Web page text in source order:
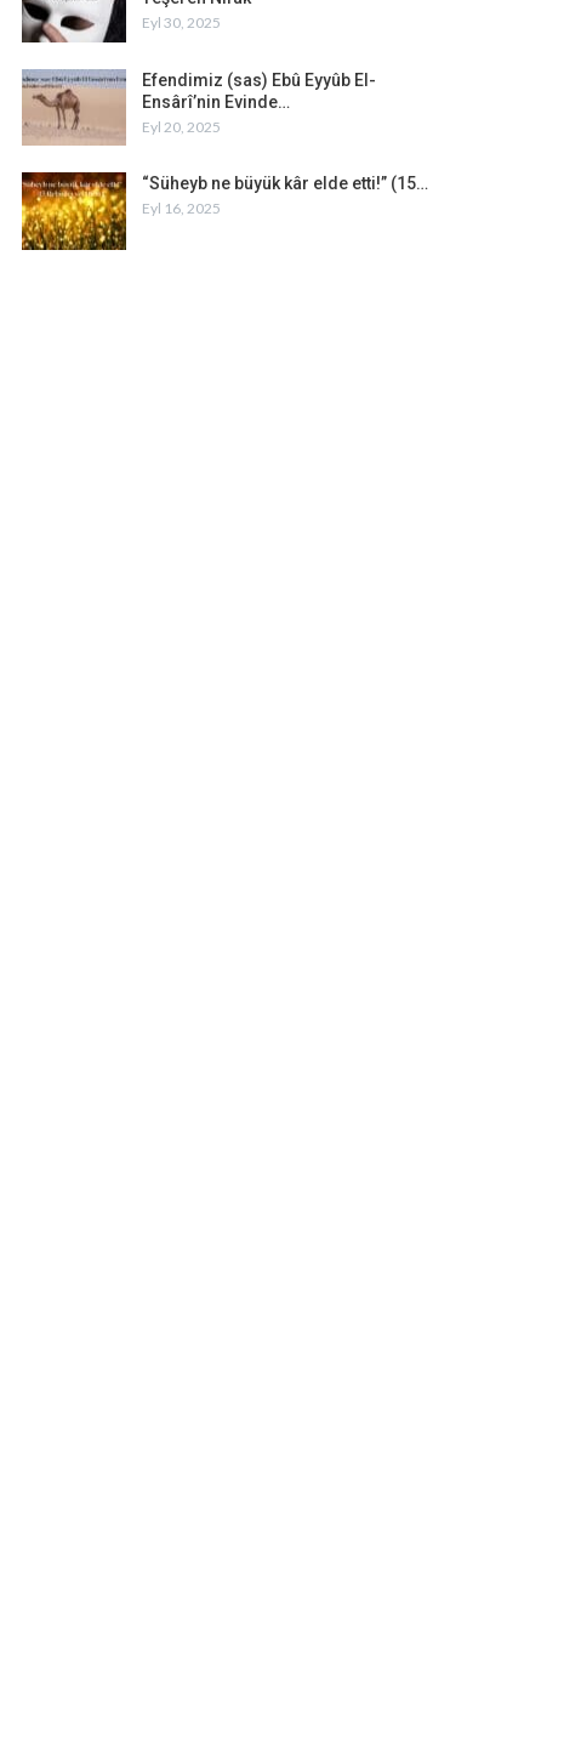
Eyl 30, 2025
Efendimiz (sas) Ebû Eyyûb El-
Ensârî’nin Evinde…
Eyl 20, 2025
“Süheyb ne büyük kâr elde etti!” (15…
Eyl 16, 2025